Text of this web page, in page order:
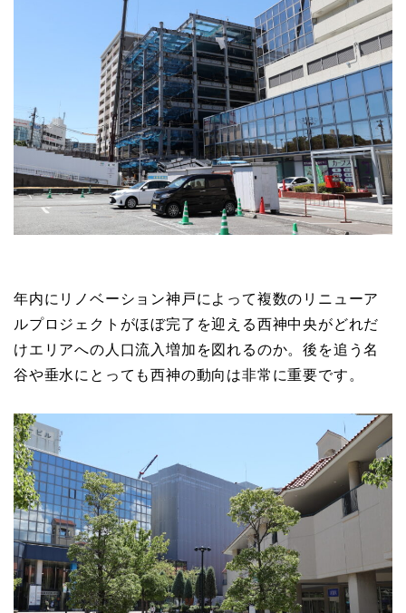
年内にリノベーション神戸によって複数のリニューア
ルプロジェクトがほぼ完了を迎える西神中央がどれだ
けエリアへの人口流入増加を図れるのか。後を追う名
谷や垂水にとっても西神の動向は非常に重要です。